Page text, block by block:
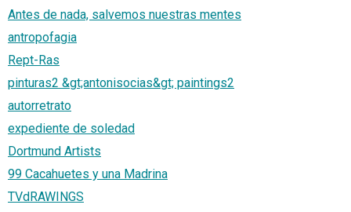
Antes de nada, salvemos nuestras mentes
antropofagia
Rept-Ras
pinturas2 &gt;antonisocias&gt; paintings2
autorretrato
expediente de soledad
Dortmund Artists
99 Cacahuetes y una Madrina
TVdRAWINGS